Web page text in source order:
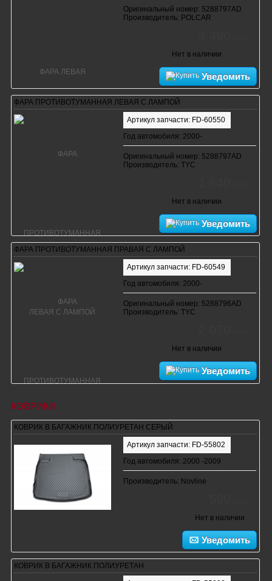
Оригинальный номер: 5288797AD
Производитель: POLCAR
Нет в наличии
Уведомить
ФАРА ПРОТИВОТУМАННАЯ ЛЕВАЯ С ЛАМПОЙ
Артикул запчасти: FD-60550
Год автомобиля: 2000-
Оригинальный номер: 5288797AD
Производитель: TYC
Нет в наличии
Уведомить
ФАРА ПРОТИВОТУМАННАЯ ПРАВАЯ С ЛАМПОЙ
Артикул запчасти: FD-60549
Год автомобиля: 2000-
Оригинальный номер: 5288796AD
Производитель: TYC
Нет в наличии
Уведомить
КОВРИКИ
КОВРИК В БАГАЖНИК ПОЛИУРЕТАН СЕРЫЙ
Артикул запчасти: FD-55802
Год автомобиля: 2000 -2009
Производитель: Novline
Нет в наличии
Уведомить
КОВРИК В БАГАЖНИК ПОЛИУРЕТАН